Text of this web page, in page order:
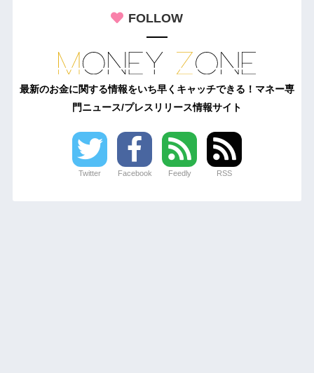
FOLLOW
最新のお金に関する情報をいち早くキャッチできる！マネー専
門ニュース/プレスリリース情報サイト
Twitter Facebook Feedly RSS